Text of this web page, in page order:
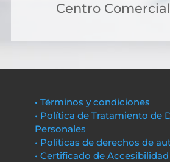
Centro
• Términos y condiciones
• Política de Tratamiento de
Personales
• Políticas de derechos de
• Certificado de Accesibilidad